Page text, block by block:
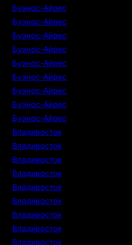
Буэнос-Айрес
Буэнос-Айрес
Буэнос-Айрес
Буэнос-Айрес
Буэнос-Айрес
Буэнос-Айрес
Буэнос-Айрес
Буэнос-Айрес
Буэнос-Айрес
Владивосток
Владивосток
Владивосток
Владивосток
Владивосток
Владивосток
Владивосток
Владивосток
Владивосток